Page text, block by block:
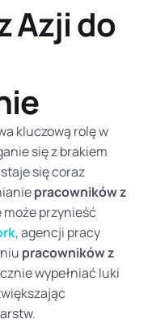
Azji do
kluczową rolę w
się z brakiem
się coraz
pracowników z
przynieść
, agencji pracy
pracowników z
wypełniać luki